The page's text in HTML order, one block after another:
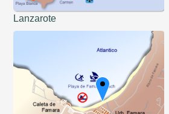
Lanzarote